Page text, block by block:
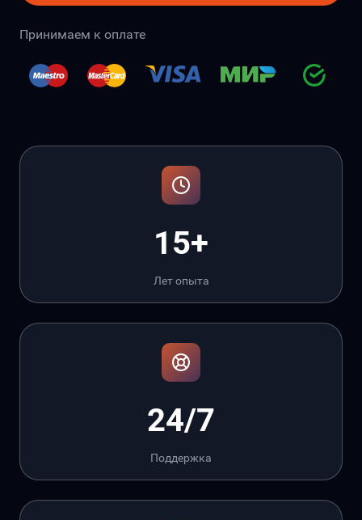
Принимаем к оплате
15+
Лет опыта
24/7
Поддержка